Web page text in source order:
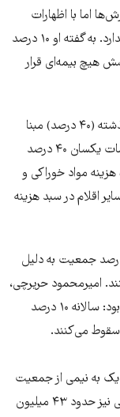
اما با اظهارات
طاهر موهبتی، مدیرعامل بیمه سلامت همخوانی ندارد. به گفته او ۱۰ درصد
نفر) در سال ۹۸ تحت پوشش هیچ بیمه‌ای قرار
چنانچه همان نرخ تورم رسمی مرکز آمار در سال گذشته (۴۰ درصد) مبنا
قرار گیرد، خانوارها در مقایسه با سال ۹۷، برای خدمات یکسان ۴۰ درصد
مواد خوراکی و
(۲۳ درصد) سهم سایر اقلام در سبد هزینه
اظهارات مقام‌های دولتی سالانه ۲,۶ تا ۷ درصد جمعیت به دلیل
امیرمحمود حریرچی،
جامعه‌شناس و استاد دانشگاه آبان ۱۳۹۸ اما گفته بود: سالانه ۱۰ درصد
می‌کنند.
به نیمی از جمعیت
را پوشش می‌دهد. بیمه‌شدگان تامین اجتماعی نیز حدود ۴۳ میلیون